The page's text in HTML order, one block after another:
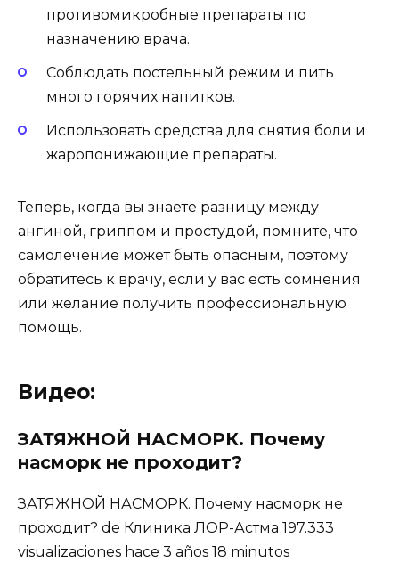
противомикробные препараты по
назначению врача.
Соблюдать постельный режим и пить
много горячих напитков.
Использовать средства для снятия боли и
жаропонижающие препараты.
Теперь, когда вы знаете разницу между
ангиной, гриппом и простудой, помните, что
самолечение может быть опасным, поэтому
обратитесь к врачу, если у вас есть сомнения
или желание получить профессиональную
помощь.
Видео:
ЗАТЯЖНОЙ НАСМОРК. Почему
насморк не проходит?
ЗАТЯЖНОЙ НАСМОРК. Почему насморк не
проходит? de Клиника ЛОР-Астма 197.333
visualizaciones hace 3 años 18 minutos